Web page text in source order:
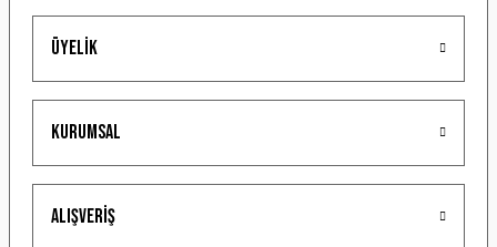
Gönder
Üyelik
Kurumsal
Alışveriş